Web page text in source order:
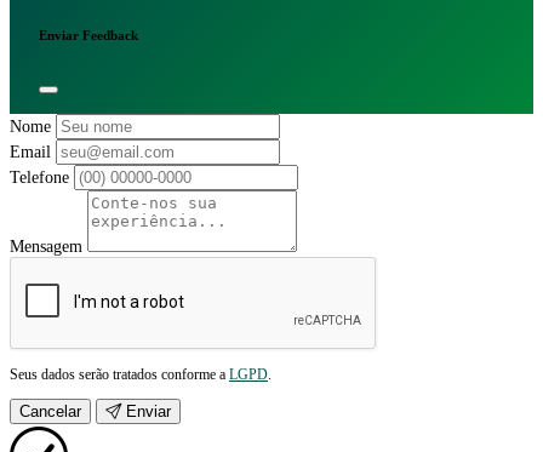
Enviar Feedback
Nome
Email
Telefone
Mensagem
Seus dados serão tratados conforme a LGPD.
Cancelar Enviar